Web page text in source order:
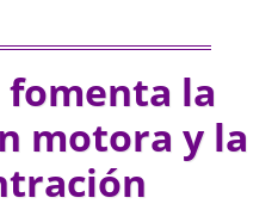
fomenta la
motora y la